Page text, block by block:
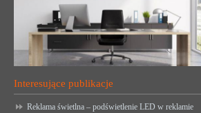
Interesujące publikacje
Reklama świetlna – podświetlenie LED w reklamie